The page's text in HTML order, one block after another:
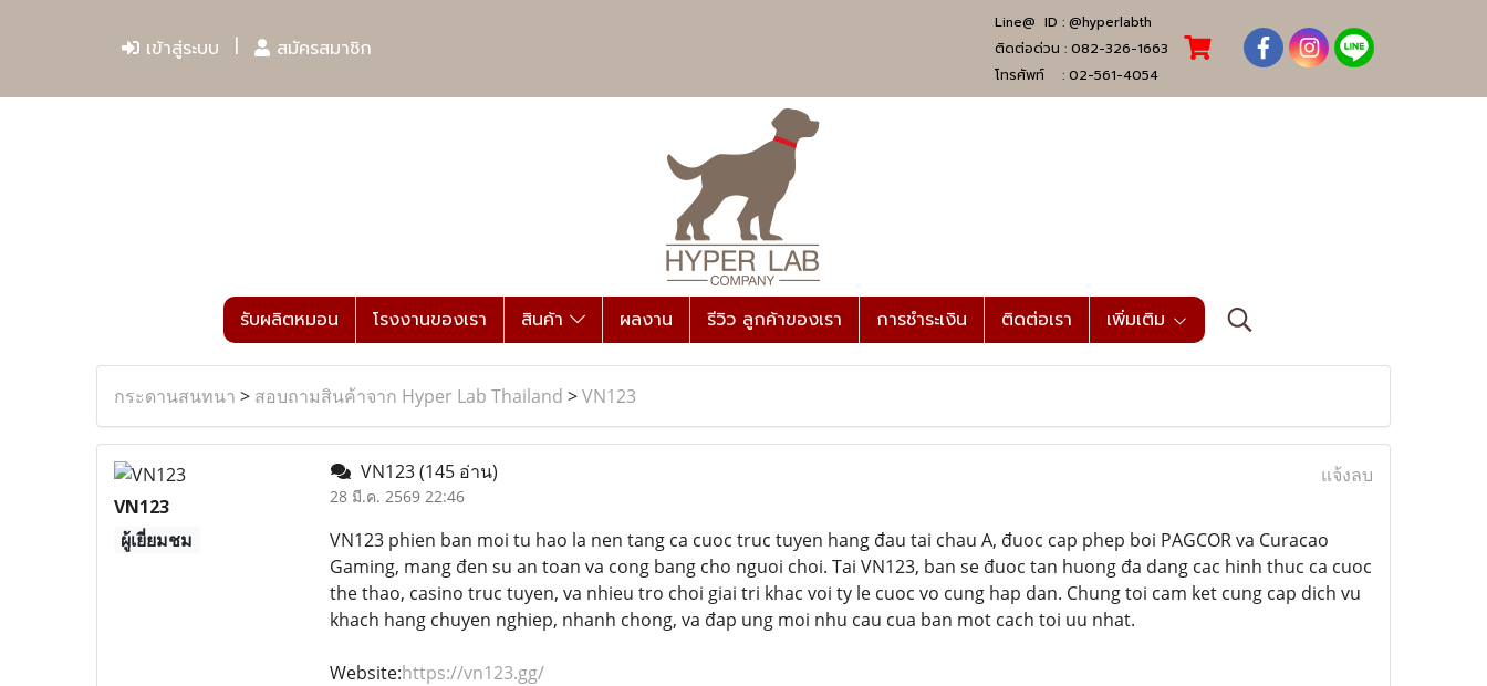
เข้าสู่ระบบ สมัครสมาชิก
Line@ ID : @hyperlabth
ติดต่อด่วน : 082-326-1663
โทรศัพท์ : 02-561-4054
รับผลิตหมอน โรงงานของเรา สินค้า ผลงาน รีวิว ลูกค้าของเรา การชำระเงิน ติดต่อเรา เพิ่มเติม
กระดานสนทนา > สอบถามสินค้าจาก Hyper Lab Thailand >VN123
VN123
ผู้เยี่ยมชม
VN123(145 อ่าน)
28 มี.ค. 2569 22:46
แจ้งลบ
VN123 phien ban moi tu hao la nen tang ca cuoc truc tuyen hang đau tai chau A, đuoc cap phep boi PAGCOR va Curacao
Gaming, mang đen su an toan va cong bang cho nguoi choi. Tai VN123, ban se đuoc tan huong đa dang cac hinh thuc ca cuoc
the thao, casino truc tuyen, va nhieu tro choi giai tri khac voi ty le cuoc vo cung hap dan. Chung toi cam ket cung cap dich vu
khach hang chuyen nghiep, nhanh chong, va đap ung moi nhu cau cua ban mot cach toi uu nhat.
Website:https://vn123.gg/